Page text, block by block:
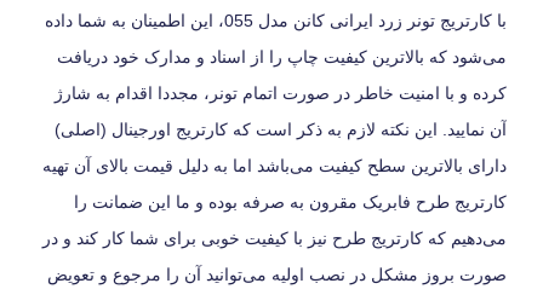
با کارتریج تونر زرد ایرانی کانن مدل 055، این اطمینان به شما داده
می‌شود که بالاترین کیفیت چاپ را از اسناد و مدارک خود دریافت
کرده و با امنیت خاطر در صورت اتمام تونر، مجددا اقدام به شارژ
آن نمایید. این نکته لازم به ذکر است که کارتریج اورجینال (اصلی)
دارای بالاترین سطح کیفیت می‌باشد اما به دلیل قیمت بالای آن تهیه
کارتریج طرح فابریک مقرون به صرفه بوده و ما این ضمانت را
می‌دهیم که کارتریج طرح نیز با کیفیت خوبی برای شما کار کند و در
صورت بروز مشکل در نصب اولیه می‌توانید آن را مرجوع و تعویض